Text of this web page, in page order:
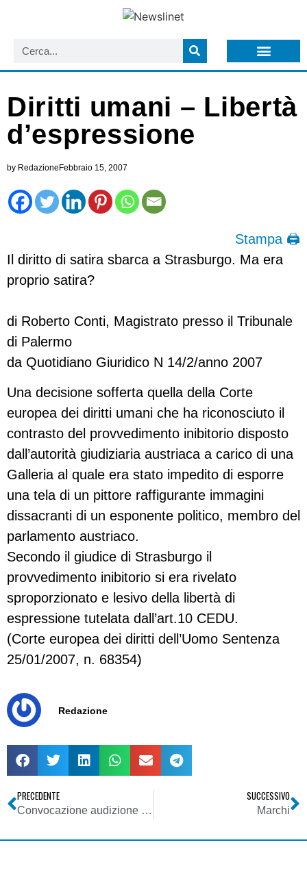
Diritti umani – Libertà
d’espressione
by RedazioneFebbraio 15, 2007
Stampa 🖨
Il diritto di satira sbarca a Strasburgo. Ma era
proprio satira?
di Roberto Conti, Magistrato presso il Tribunale
di Palermo
da Quotidiano Giuridico N 14/2/anno 2007
Una decisione sofferta quella della Corte
europea dei diritti umani che ha riconosciuto il
contrasto del provvedimento inibitorio disposto
dall’autorità giudiziaria austriaca a carico di una
Galleria al quale era stato impedito di esporre
una tela di un pittore raffigurante immagini
dissacranti di un esponente politico, membro del
parlamento austriaco.
Secondo il giudice di Strasburgo il
provvedimento inibitorio si era rivelato
sproporzionato e lesivo della libertà di
espressione tutelata dall’art.10 CEDU.
(Corte europea dei diritti dell’Uomo Sentenza
25/01/2007, n. 68354)
Redazione
PRECEDENTE
Convocazione audizione in tema di attuazione dell’art. 1, comma 2, del decreto legge n. 7 del 2007
SUCCESSIVO
Marchi